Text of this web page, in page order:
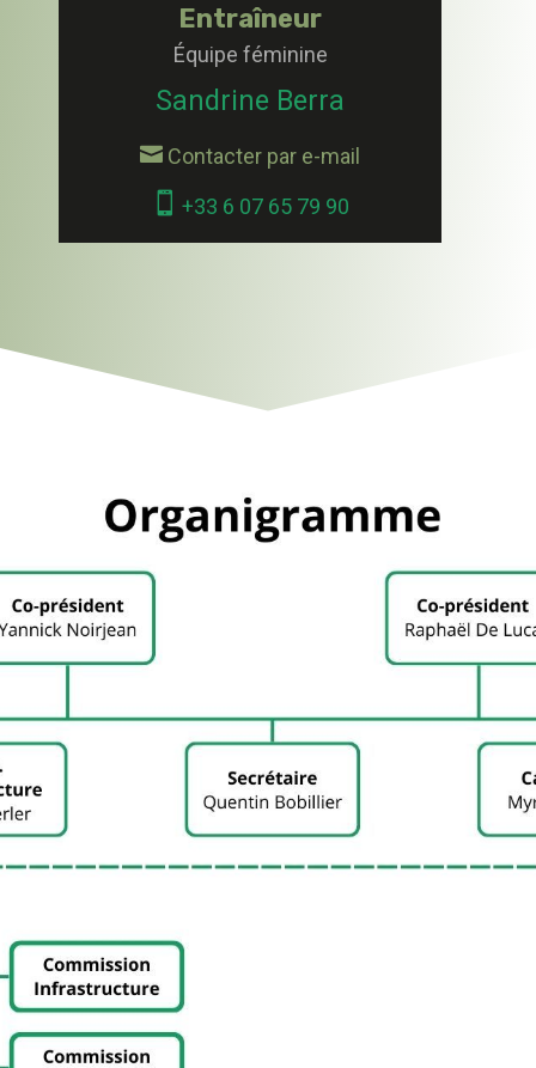
Entraîneur
Équipe féminine
Sandrine Berra
 Contacter par e-mail
 +33 6 07 65 79 90